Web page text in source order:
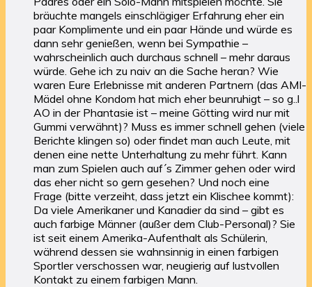
bräuchte mangels einschlägiger Erfahrung eher ein
paar Komplimente und ein paar Hände und würde es
dann sehr genießen, wenn bei Sympathie –
wahrscheinlich auch durchaus schnell – mehr daraus
würde. Gehe ich zu naiv an die Sache heran? Wie
waren Eure Erlebnisse mit anderen Partnern (das AMI-
Mädel ohne Kondom hat mich eher beunruhigt – so g..l
AO in der Phantasie ist – meine Götting wird nur mit
Gummi verwähnt)? Muss es immer schnell gehen (viele
Berichte klingen so) oder findet man auch Leute, mit
denen eine nette Unterhaltung zu mehr führt. Kann
man zum Spielen auch auf´s Zimmer gehen oder wird
das eher nicht so gern gesehen? Und noch eine
Frage (bitte verzeiht, dass jetzt ein Klischee kommt):
Da viele Amerikaner und Kanadier da sind – gibt es
auch farbige Männer (außer dem Club-Personal)? Sie
ist seit einem Amerika-Aufenthalt als Schülerin,
während dessen sie wahnsinnig in einen farbigen
Sportler verschossen war, neugierig auf lustvollen
Kontakt zu einem farbigen Mann.